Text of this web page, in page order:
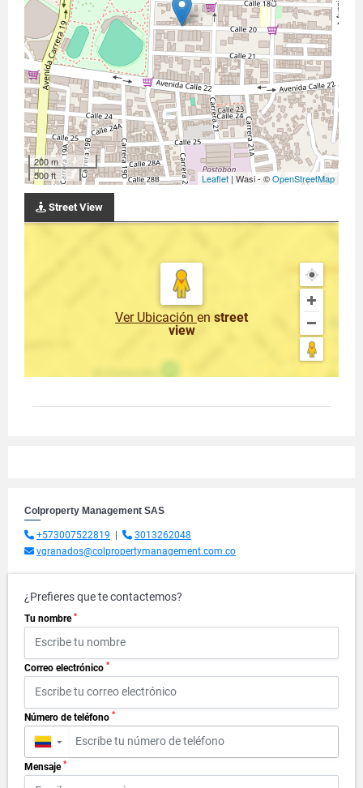
200 m
500 ft
Leaflet | Wasi - ©OpenStreetMap
Street View
Ver Ubicación en street
view
Colproperty Management SAS
+573007522819
3013262048
vgranados@colpropertymanagement.com.co
¿Prefieres que te contactemos?
Tu nombre *
Correo electrónico *
Número de teléfono *
▼
Mensaje *